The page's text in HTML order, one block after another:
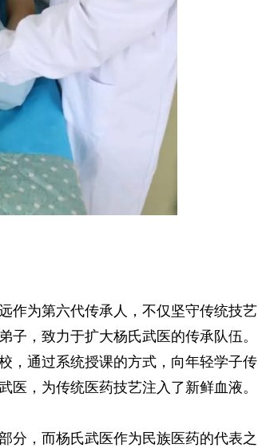
为第六代传承人，不仅坚守传统技艺
，致力于扩大杨氏武医的传承队伍。
，通过系统授课的方式，向年轻学子传
，为传统医药技艺注入了新鲜血液。
，而杨氏武医作为民族医药的代表之